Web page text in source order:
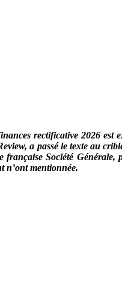
rectificative 2026 est
a passé le texte au
Société Générale,
n’ont mentionnée.